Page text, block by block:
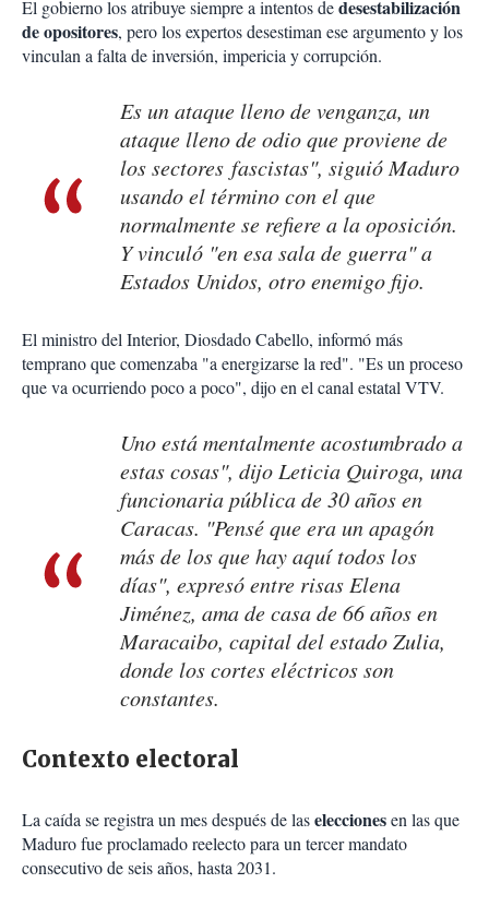
El gobierno los atribuye siempre a intentos dedesestabilización
de opositores, pero los expertos desestiman ese argumento y los
vinculan a falta de inversión, impericia y corrupción.
Es un ataque lleno de venganza, un
ataque lleno de odio que proviene de
los sectores fascistas", siguió Maduro
usando el término con el que
normalmente se refiere a la oposición.
Y vinculó "en esa sala de guerra" a
Estados Unidos, otro enemigo fijo.
El ministro del Interior, Diosdado Cabello, informó más
temprano que comenzaba "a energizarse la red". "Es un proceso
que va ocurriendo poco a poco", dijo en el canal estatal VTV.
Uno está mentalmente acostumbrado a
estas cosas", dijo Leticia Quiroga, una
funcionaria pública de 30 años en
Caracas. "Pensé que era un apagón
más de los que hay aquí todos los
días", expresó entre risas Elena
Jiménez, ama de casa de 66 años en
Maracaibo, capital del estado Zulia,
donde los cortes eléctricos son
constantes.
Contexto electoral
La caída se registra un mes después de laseleccionesen las que
Maduro fue proclamado reelecto para un tercer mandato
consecutivo de seis años, hasta 2031.